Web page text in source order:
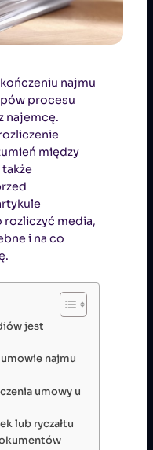
najmu
procesu
najemcę.
między
rozliczyć media,
i na co
jest
umowie najmu
umowy u
lub ryczałtu